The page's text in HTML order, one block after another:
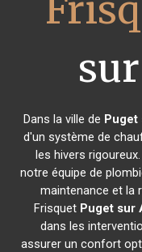
Dans la ville de Puget
d'un système de
les hivers
notre équipe de
maintenance et la
Frisquet Puget sur
dans les
assurer un confort